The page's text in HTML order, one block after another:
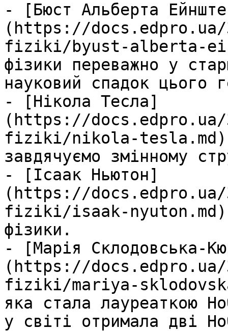
- [Бюст Альберта
(https://
fiziki/byust-alberta-
фізики переважно у
науковий спадок цього
- [Нікола Тесла]
(https://
fiziki/nikola-tesla.md):
завдячуємо змінному
- [Ісаак Ньютон]
(https://
fiziki/isaak-nyuton.md):
фізики.
- [Марія Склодовська-
(https://
fiziki/mariya-
яка стала лауреаткою
у світі отримала дві